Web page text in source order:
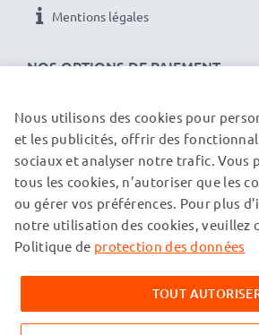
NOS OPTIONS DE PAIEMENT
Mentions légales
NOS PARTENAIRES DE LIVRAISON
© subtel.ch 2026
Tous les prix incluent la TVA et excluent
Veuillez noter que toutes les marques
mentionnées sur nos pages web
informations sur nos produits.
Nous utilisons des cookies pour
et les publicités, offrir des
sociaux et analyser notre trafic. Vous
tous les cookies, n’autoriser que les
ou gérer vos préférences. Pour plus
notre utilisation des cookies, veuillez
Politique de protection des données
TOUT